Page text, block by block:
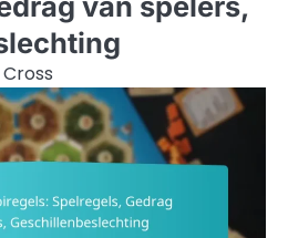
Cross